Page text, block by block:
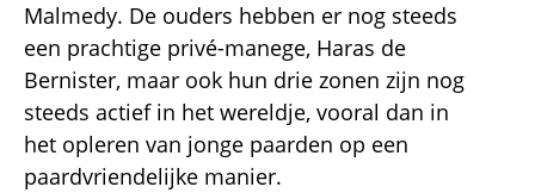
Malmedy. De ouders hebben er nog steeds
een prachtige privé-manege, Haras de
Bernister, maar ook hun drie zonen zijn nog
steeds actief in het wereldje, vooral dan in
het opleren van jonge paarden op een
paardvriendelijke manier.